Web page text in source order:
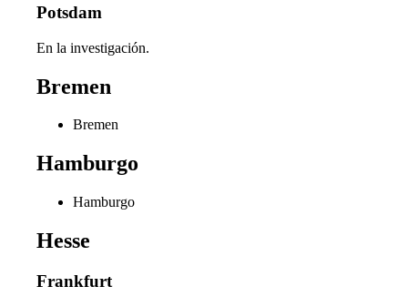
Potsdam
En la investigación.
Bremen
Bremen
Hamburgo
Hamburgo
Hesse
Frankfurt